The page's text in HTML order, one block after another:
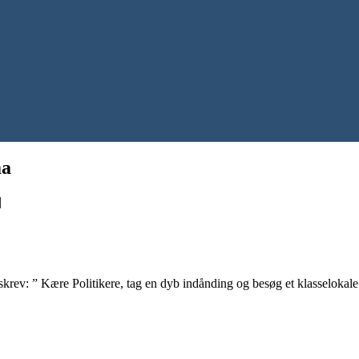
|
” Kære Politikere, tag en dyb indånding og besøg et